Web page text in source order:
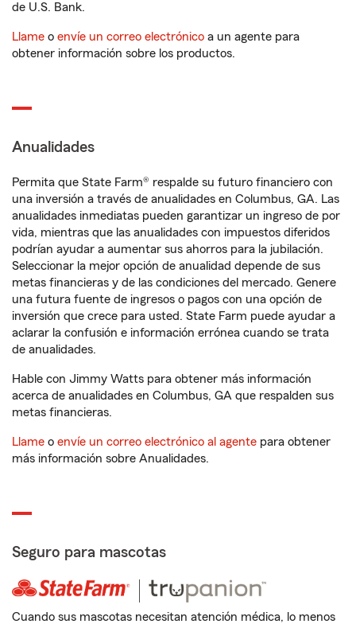
de U.S. Bank.
Llame o envíe un correo electrónico a un agente para
obtener información sobre los productos.
Anualidades
Permita que State Farm® respalde su futuro financiero con
una inversión a través de anualidades en Columbus, GA. Las
anualidades inmediatas pueden garantizar un ingreso de por
vida, mientras que las anualidades con impuestos diferidos
podrían ayudar a aumentar sus ahorros para la jubilación.
Seleccionar la mejor opción de anualidad depende de sus
metas financieras y de las condiciones del mercado. Genere
una futura fuente de ingresos o pagos con una opción de
inversión que crece para usted. State Farm puede ayudar a
aclarar la confusión e información errónea cuando se trata
de anualidades.
Hable con Jimmy Watts para obtener más información
acerca de anualidades en Columbus, GA que respalden sus
metas financieras.
Llame o envíe un correo electrónico al agente para obtener
más información sobre Anualidades.
Seguro para mascotas
Cuando sus mascotas necesitan atención médica, lo menos